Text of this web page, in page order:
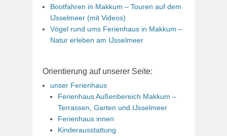
Bootfahren in Makkum – Touren auf dem
IJsselmeer (mit Videos)
Vögel rund ums Ferienhaus in Makkum –
Natur erleben am IJsselmeer
Orientierung auf unserer Seite:
unser Ferienhaus
Ferienhaus Außenbereich Makkum –
Terrassen, Garten und IJsselmeer
Ferienhaus innen
Kinderausstattung